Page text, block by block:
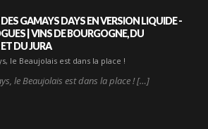
DES GAMAYS DAYS EN VERSION LIQUIDE -
| VINS DE BOURGOGNE, DU
DU JURA
le Beaujolais est dans la place !
le Beaujolais est dans la place ! […]